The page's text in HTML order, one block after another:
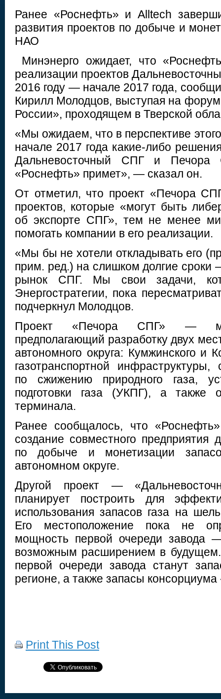
Ранее «Роснефть» и Alltech
развития проектов по добыче и
НАО
Минэнерго ожидает, что
реализации проектов
2016 году — начале 2017 года,
Кирилл Молодцов, выступая на
России», проходящем в Тверской
«Мы ожидаем, что в перспективе
начале 2017 года какие-либо
Дальневосточный СПГ и
«Роснефть» примет», — сказал он.
От отметил, что проект «Печора
проектов, которые «могут быть
об экспорте СПГ», тем не менее
помогать компании в его реализации.
«Мы бы не хотели откладывать его
прим. ред.) на слишком долгие сроки
рынок СПГ. Мы свои задачи,
Энергостратегии, пока
подчеркнул Молодцов.
Проект «Печора СПГ» —
предполагающий разработку двух
автономного округа: Кумжинского и
газотранспортной инфраструктуры,
по сжижению природного газа,
подготовки газа (УКПГ), а также
терминала.
Ранее сообщалось, что
создание совместного предприятия
по добыче и монетизации
автономном округе.
Другой проект —
планирует построить для
использования запасов газа на
Его местоположение пока не
мощность первой очереди
возможным расширением в
первой очереди завода станут
регионе, а также запасы
Print This Post